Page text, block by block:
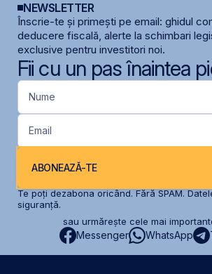
NEWSLETTER
Înscrie-te și primești pe email: ghidul
deducere fiscală, alerte la schimbari
exclusive pentru investitori noi.
Fii cu un pas înaintea
Nume
Email
ABONEAZĂ-TE
Te poți dezabona oricând. Fără SPAM.
siguranță.
sau urmărește cele mai
Messenger WhatsApp